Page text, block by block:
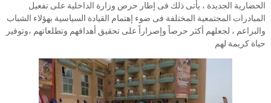
الحضارية الجديدة ، يأتى ذلك فى إطار حرص وزارة الداخلية على تفعيل
المبادرات المجتمعية المختلفة فى ضوء إهتمام القيادة السياسية بهؤلاء الشباب
والبراعم ، لجعلهم أكثر حرصاً وإصراراً على تحقيق أهدافهم وتطلعاتهم ،وتوفير
حياة كريمة لهم